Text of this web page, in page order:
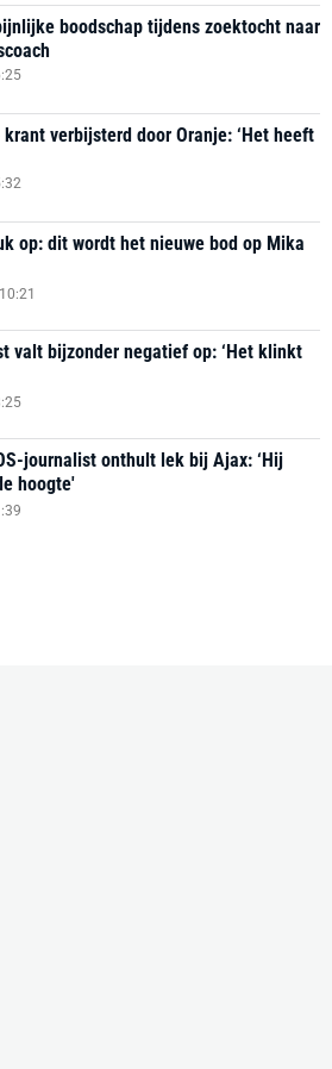
boodschap tijdens zoektocht naar
verbijsterd door Oranje: ‘Het heeft
op: dit wordt het nieuwe bod op Mika
valt bijzonder negatief op: ‘Het klinkt
journalist onthult lek bij Ajax: ‘Hij
hoogte'